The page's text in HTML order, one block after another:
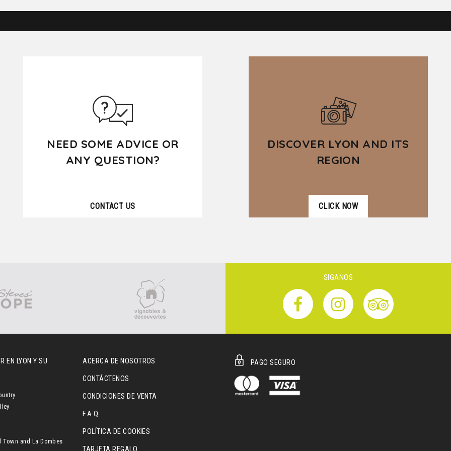
NEED SOME ADVICE OR
ANY QUESTION?
CONTACT US
DISCOVER LYON AND ITS
REGION
CLICK NOW
SIGANOS
EN LYON Y SU
Town and La Dombes
ACERCA DE NOSOTROS
CONTÁCTENOS
CONDICIONES DE VENTA
F.A.Q
POLÍTICA DE COOKIES
TARJETA REGALO
PAGO SEGURO